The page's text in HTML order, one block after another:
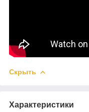
Скрыть
Характеристики